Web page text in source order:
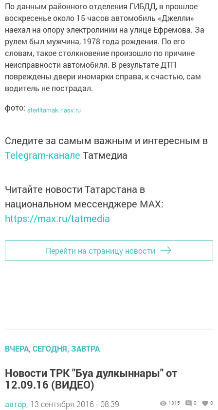
По данным районного отделения ГИБДД, в прошлое
воскресенье около 15 часов автомобиль «Джелли»
наехал на опору электролинии на улице Ефремова. За
рулем был мужчина, 1978 года рождения. По его
словам, такое столкновение произошло по причине
неисправности автомобиля. В результате ДТП
повреждены двери иномарки справа, к счастью, сам
водитель не пострадал.
фото: sterlitamak.riasv.ru
Следите за самым важным и интересным в
Telegram-канале Татмедиа
Читайте новости Татарстана в
национальном мессенджере MАХ:
https://max.ru/tatmedia
Перейти на страницу новости
ВЧЕРА, СЕГОДНЯ, ЗАВТРА
Новости ТРК "Буа дулкыннары" от
12.09.16 (ВИДЕО)
автор, 13 сентября 2016 - 08:39 1315 0 0